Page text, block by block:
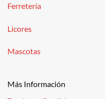
Ferretería
Licores
Mascotas
Más Información